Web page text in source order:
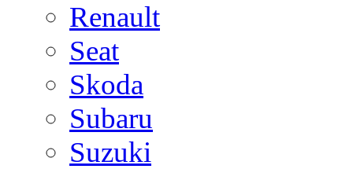
Renault
Seat
Skoda
Subaru
Suzuki